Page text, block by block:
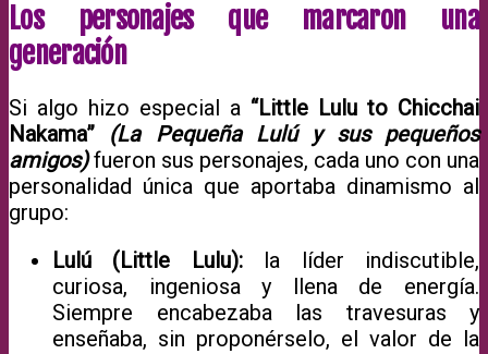
Los personajes que marcaron una
generación
Si algo hizo especial a “Little Lulu to Chicchai
Nakama”
(La Pequeña Lulú y sus pequeños
amigos)fueron sus personajes, cada uno con una
personalidad única que aportaba dinamismo al
grupo:
Lulú (Little Lulu):la líder indiscutible,
curiosa, ingeniosa y llena de energía.
Siempre encabezaba las travesuras y
enseñaba, sin proponérselo, el valor de la